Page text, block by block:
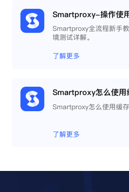
Smartproxy-操作使
Smartproxy全流程新手
境测试详解。
了解更多
Smartproxy怎么使用
Smartproxy怎么使用缓
了解更多